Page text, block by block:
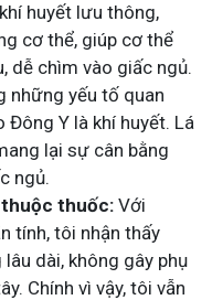
huyết lưu thông,
cơ thể, giúp cơ thể
dễ chìm vào giấc ngủ.
những yếu tố quan
Y là khí huyết. Lá
lại sự cân bằng
ngủ.
thuộc thuốc: Với
tính, tôi nhận thấy
dài, không gây phụ
Chính vì vậy, tôi vẫn